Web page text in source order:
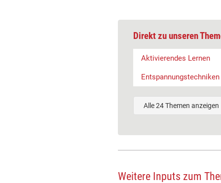
Direkt zu unseren
Aktivierendes Lernen
Entspannungstechniken
Alle 24 Themen anzeigen
Weitere Inputs zum